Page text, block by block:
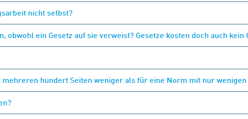
nicht selbst?
obwohl ein Gesetz auf sie verweist? Gesetze kosten doch auch kein
hundert Seiten weniger als für eine Norm mit nur wenigen